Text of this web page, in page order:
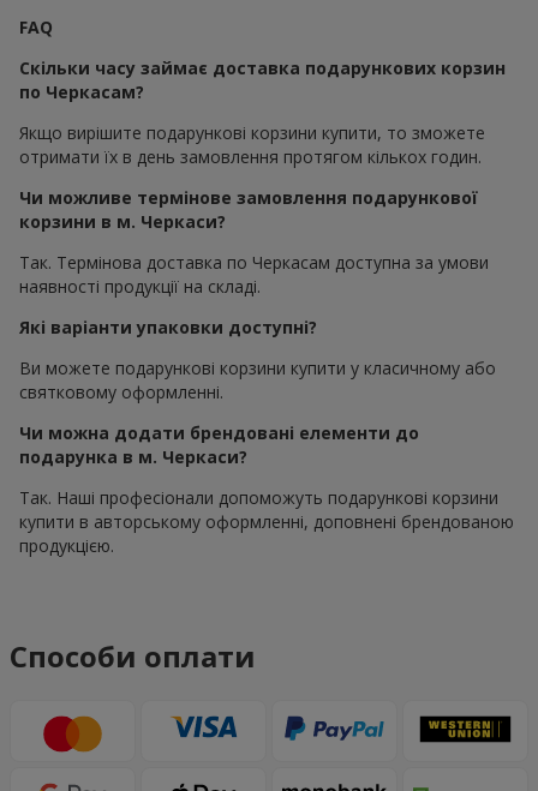
FAQ
Скільки часу займає доставка подарункових корзин
по Черкасам?
Якщо вирішите подарункові корзини купити, то зможете
отримати їх в день замовлення протягом кількох годин.
Чи можливе термінове замовлення подарункової
корзини в м. Черкаси?
Так. Термінова доставка по Черкасам доступна за умови
наявності продукції на складі.
Які варіанти упаковки доступні?
Ви можете подарункові корзини купити у класичному або
святковому оформленні.
Чи можна додати брендовані елементи до
подарунка в м. Черкаси?
Так. Наші професіонали допоможуть подарункові корзини
купити в авторському оформленні, доповнені брендованою
продукцією.
Способи оплати